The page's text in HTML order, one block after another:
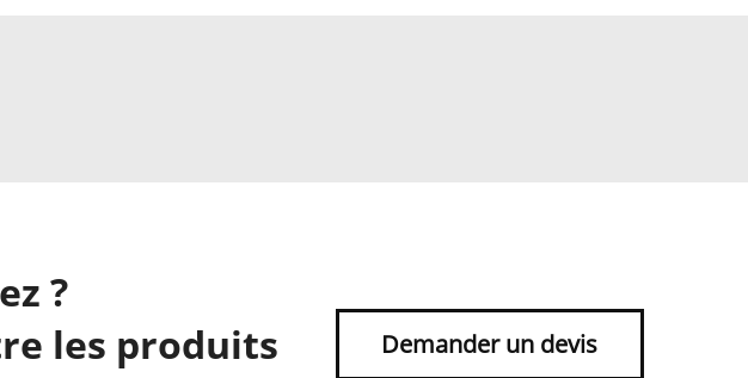
?
les produits
Demander un devis